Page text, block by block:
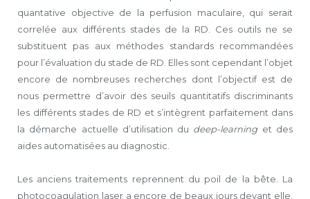
quantative objective de la perfusion maculaire, qui serait
correlée aux différents stades de la RD. Ces outils ne se
substituent pas aux méthodes standards recommandées
pour l’évaluation du stade de RD. Elles sont cependant l’objet
encore de nombreuses recherches dont l’objectif est de
nous permettre d’avoir des seuils quantitatifs discriminants
les différents stades de RD et s’intègrent parfaitement dans
la démarche actuelle d’utilisation du deep-learninget des
aides automatisées au diagnostic.
Les anciens traitements reprennent du poil de la bête. La
photocoagulation laser a encore de beaux jours devant elle,